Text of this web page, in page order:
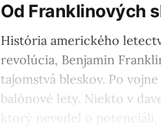
Od Franklinových
História amerického
revolúcia, Benjamin
tajomstvá bleskov. Po
balónové lety. Niekto v
ktorý nevedel o potenciáli,